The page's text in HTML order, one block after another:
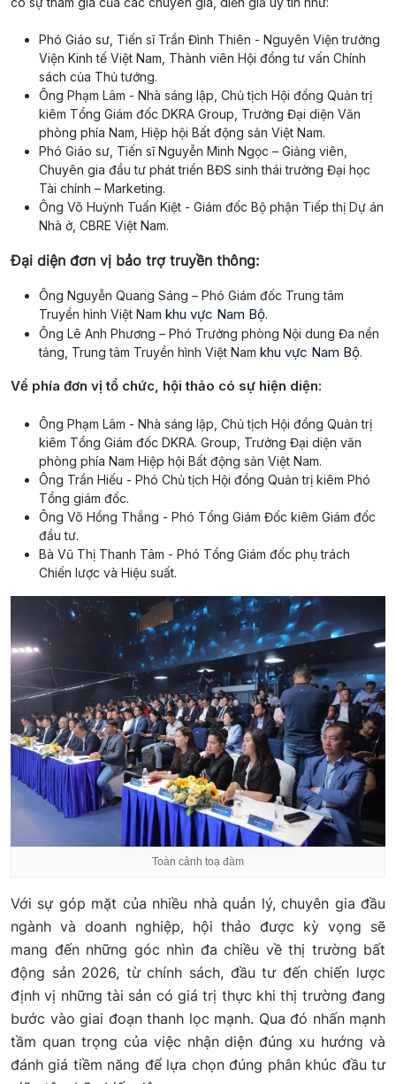
Phó Giáo sư, Tiến sĩ Trần Đình Thiên - Nguyên Viện trưởng
Viện Kinh tế Việt Nam, Thành viên Hội đồng tư vấn Chính
sách của Thủ tướng.
Ông Phạm Lâm - Nhà sáng lập, Chủ tịch Hội đồng Quản trị
kiêm Tổng Giám đốc DKRA Group, Trưởng Đại diện Văn
phòng phía Nam, Hiệp hội Bất động sản Việt Nam.
Phó Giáo sư, Tiến sĩ Nguyễn Minh Ngọc – Giảng viên,
Chuyên gia đầu tư phát triển BĐS sinh thái trường Đại học
Tài chính – Marketing.
Ông Võ Huỳnh Tuấn Kiệt - Giám đốc Bộ phận Tiếp thị Dự án
Nhà ở, CBRE Việt Nam.
Đại diện đơn vị bảo trợ truyền thông:
Ông Nguyễn Quang Sáng – Phó Giám đốc Trung tâm
Truyền hình Việt Nam khu vực Nam Bộ.
Ông Lê Anh Phương – Phó Trưởng phòng Nội dung Đa nền
tảng, Trung tâm Truyền hình Việt Nam khu vực Nam Bộ.
Về phía đơn vị tổ chức, hội thảo có sự hiện diện:
Ông Phạm Lâm - Nhà sáng lập, Chủ tịch Hội đồng Quản trị
kiêm Tổng Giám đốc DKRA. Group, Trưởng Đại diện văn
phòng phía Nam Hiệp hội Bất động sản Việt Nam.
Ông Trần Hiếu - Phó Chủ tịch Hội đồng Quản trị kiêm Phó
Tổng giám đốc.
Ông Võ Hồng Thắng - Phó Tổng Giám Đốc kiêm Giám đốc
đầu tư.
Bà Vũ Thị Thanh Tâm - Phó Tổng Giám đốc phụ trách
Chiến lược và Hiệu suất.
Toàn cảnh toạ đàm
Với sự góp mặt của nhiều nhà quản lý, chuyên gia đầu
ngành và doanh nghiệp, hội thảo được kỳ vọng sẽ
mang đến những góc nhìn đa chiều về thị trường bất
động sản 2026, từ chính sách, đầu tư đến chiến lược
định vị những tài sản có giá trị thực khi thị trường đang
bước vào giai đoạn thanh lọc mạnh. Qua đó nhấn mạnh
tầm quan trọng của việc nhận diện đúng xu hướng và
đánh giá tiềm năng để lựa chọn đúng phân khúc đầu tư